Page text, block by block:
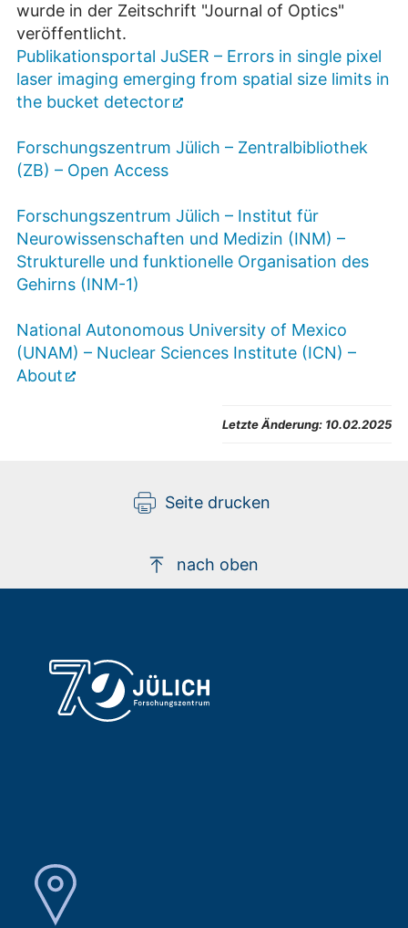
wurde in der Zeitschrift "Journal of Optics"
veröffentlicht.
Publikationsportal JuSER – Errors in single pixel
laser imaging emerging from spatial size limits in
the bucket detector
Forschungszentrum Jülich – Zentralbibliothek
(ZB) – Open Access
Forschungszentrum Jülich – Institut für
Neurowissenschaften und Medizin (INM) –
Strukturelle und funktionelle Organisation des
Gehirns (INM-1)
National Autonomous University of Mexico
(UNAM) – Nuclear Sciences Institute (ICN) –
About
Letzte Änderung: 10.02.2025
Seite drucken
nach oben